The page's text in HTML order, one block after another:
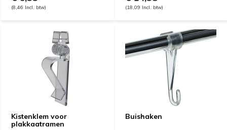
(8,46 Incl. btw) (18,09 Incl. btw)
Kistenklem voor
plakkaatramen
Buishaken